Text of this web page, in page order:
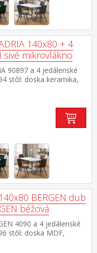
140x80 + 4
sivé mikrovlákno
90897 a 4 jedálenské
stôl: doska keramika,
mramoru kovová
brúsená koža – imitácia
prevedenie
farebné
sedu stoličky 51
140 × 70 × 75
h/v) 45 × 53 × 88 cm
BERGEN dub
béžová
4090 a 4 jedálenské
stôl: doska MDF,
Wotan kovová